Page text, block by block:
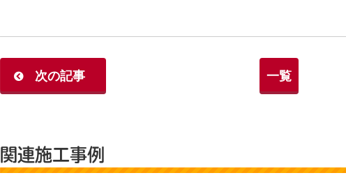
次の記事 一覧
関連施工事例